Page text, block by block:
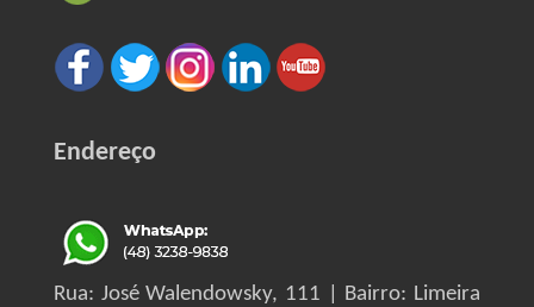
Endereço
Rua: José Walendowsky, 111 | Bairro: Limeira